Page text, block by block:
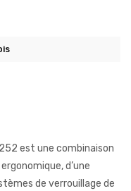
est une combinaison
d’une
de verrouillage de